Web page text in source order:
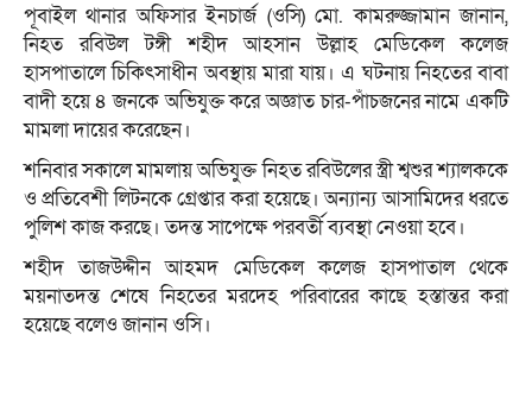
পূবাইল থানার অফিসার ইনচার্জ (ওসি) মো. কামরুজ্জামান জানান,
নিহত রবিউল টঙ্গী শহীদ আহসান উল্লাহ মেডিকেল কলেজ
হাসপাতালে চিকিৎসাধীন অবস্থায় মারা যায়। এ ঘটনায় নিহতের বাবা
বাদী হয়ে ৪ জনকে অভিযুক্ত করে অজ্ঞাত চার-পাঁচজনের নামে একটি
মামলা দায়ের করেছেন।
শনিবার সকালে মামলায় অভিযুক্ত নিহত রবিউলের স্ত্রী শ্বশুর শ্যালককে
ও প্রতিবেশী লিটনকে গ্রেপ্তার করা হয়েছে। অন্যান্য আসামিদের ধরতে
পুলিশ কাজ করছে। তদন্ত সাপেক্ষে পরবর্তী ব্যবস্থা নেওয়া হবে।
শহীদ তাজউদ্দীন আহমদ মেডিকেল কলেজ হাসপাতাল থেকে
ময়নাতদন্ত শেষে নিহতের মরদেহ পরিবারের কাছে হস্তান্তর করা
হয়েছে বলেও জানান ওসি।